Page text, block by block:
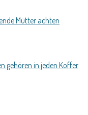
Mütter achten
gehören in jeden Koffer